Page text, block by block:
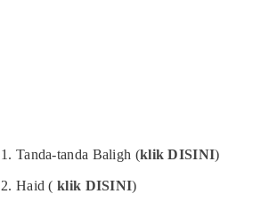
1. Tanda-tanda Baligh (klik DISINI)
2. Haid ( klik DISINI)